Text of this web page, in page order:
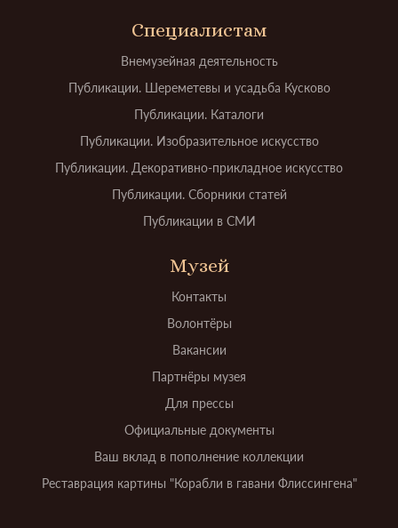
Специалистам
Внемузейная деятельность
Публикации. Шереметевы и усадьба Кусково
Публикации. Каталоги
Публикации. Изобразительное искусство
Публикации. Декоративно-прикладное искусство
Публикации. Сборники статей
Публикации в СМИ
Музей
Контакты
Волонтёры
Вакансии
Партнёры музея
Для прессы
Официальные документы
Ваш вклад в пополнение коллекции
Реставрация картины "Корабли в гавани Флиссингена"